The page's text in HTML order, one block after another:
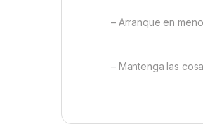
– Arranque en
– Mantenga las